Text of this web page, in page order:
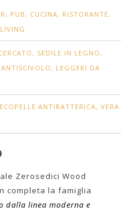
PUB, CUCINA, RISTORANTE,
SEDILE IN LEGNO,
LEGGERI DA
ECOPELLE ANTIBATTERICA, VERA
Zerosedici Wood
completa la famiglia
dalla linea moderna e